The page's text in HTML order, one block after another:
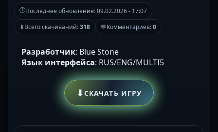
🕒Последнее обновление:09.02.2026 - 17:07
⬇Всего скачиваний:318 💬Комментариев:0
Разработчик: Blue Stone
Язык интерфейса: RUS/ENG/MULTI5
⬇СКАЧАТЬ ИГРУ